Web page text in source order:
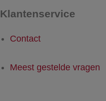
Klantenservice
Contact
Meest gestelde vragen